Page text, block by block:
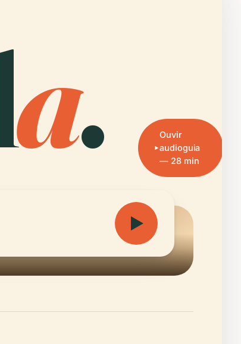
a.
Ouvir
audioguia
— 28 min